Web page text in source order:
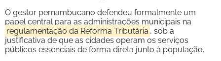
O gestor pernambucano defendeu formalmente um
papel central para as administrações municipais na
regulamentação da Reforma Tributária , sob a
justificativa de que as cidades operam os serviços
públicos essenciais de forma direta junto à população.